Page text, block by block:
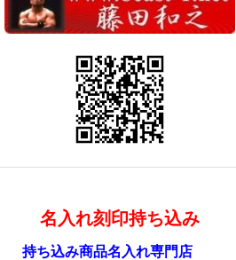
名入れ刻印持ち込み
持ち込み商品名入れ専門店